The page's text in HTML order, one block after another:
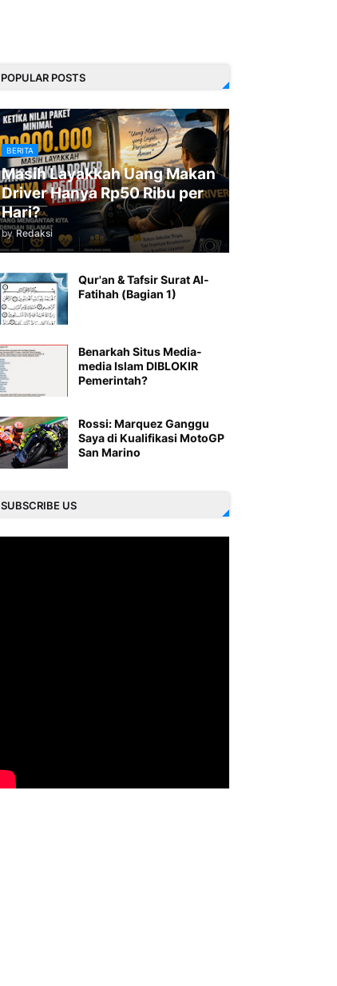
POPULAR POSTS
BERITA
Masih Layakkah Uang Makan
Driver Hanya Rp50 Ribu per
Hari?
by Redaksi
Qur'an & Tafsir Surat Al-
Fatihah (Bagian 1)
Benarkah Situs Media-
media Islam DIBLOKIR
Pemerintah?
Rossi: Marquez Ganggu
Saya di Kualifikasi MotoGP
San Marino
SUBSCRIBE US